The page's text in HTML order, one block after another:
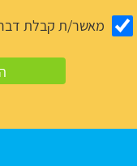
מאשר/ת קבלת